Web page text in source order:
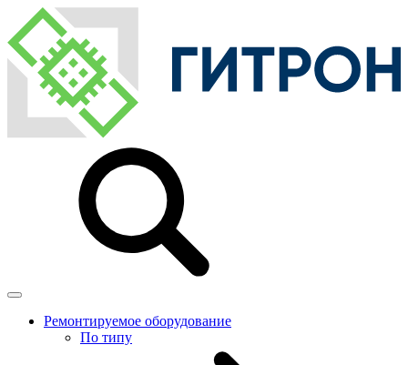
Ремонтируемое оборудование
По типу